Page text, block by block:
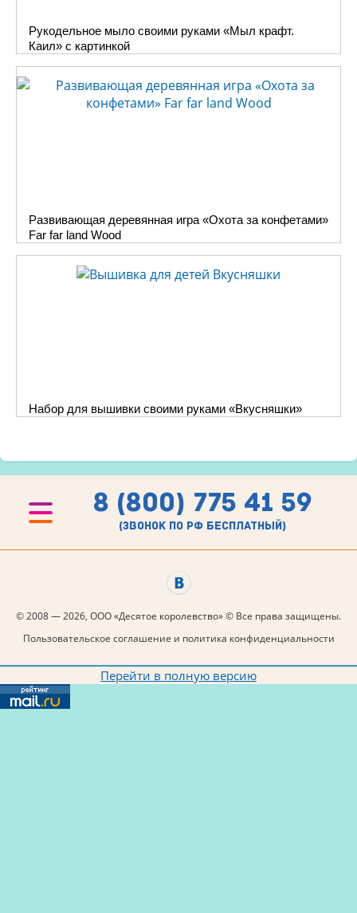
Рукодельное мыло своими руками «Мыл крафт.
Каил» с картинкой
Развивающая деревянная игра «Охота за конфетами»
Far far land Wood
Набор для вышивки своими руками «Вкусняшки»
8 (800) 775 41 59
(звонок по рф бесплатный)
© 2008 — 2026, ООО «Десятое королевство» © Все права защищены.
Пользовательское соглашение и политика конфиденциальности
Перейти в полную версию